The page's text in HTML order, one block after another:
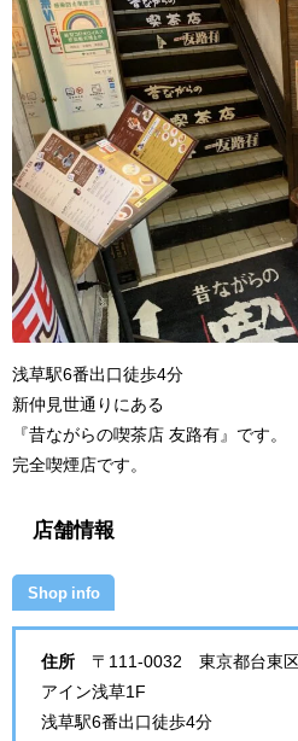
浅草駅6番出口徒歩4分
新仲見世通りにある
『昔ながらの喫茶店 友路有』です。
完全喫煙店です。
店舗情報
Shop info
住所 〒111-0032 東京都台東
アイン浅草1F
浅草駅6番出口徒歩4分